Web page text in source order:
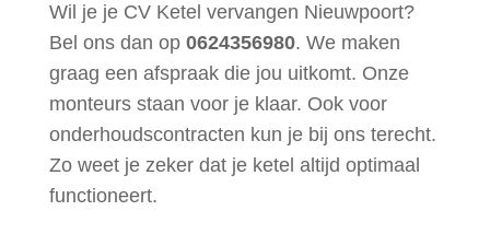
Wil je je CV Ketel vervangen Nieuwpoort?
Bel ons dan op 0624356980. We maken
graag een afspraak die jou uitkomt. Onze
monteurs staan voor je klaar. Ook voor
onderhoudscontracten kun je bij ons terecht.
Zo weet je zeker dat je ketel altijd optimaal
functioneert.